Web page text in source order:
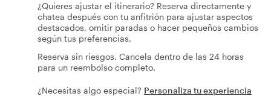
¿Quieres ajustar el itinerario? Reserva directamente y
chatea después con tu anfitrión para ajustar aspectos
destacados, omitir paradas o hacer pequeños cambios
según tus preferencias.
Reserva sin riesgos. Cancela dentro de las 24 horas
para un reembolso completo.
¿Necesitas algo especial? Personaliza tu experiencia